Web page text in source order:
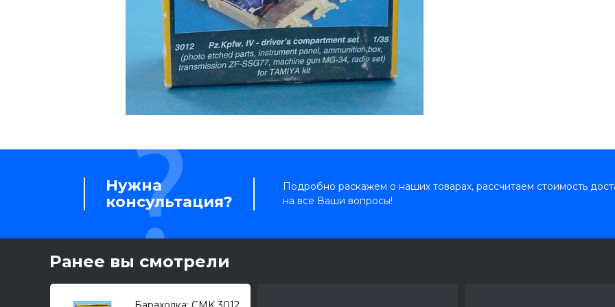
Нужна
консультация?
Подробно раскажем о наших товарах, рассчитаем стоимость
на все Ваши вопросы!
Ранее вы смотрели